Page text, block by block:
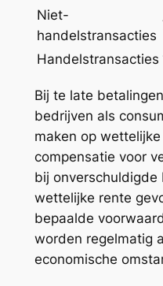
Niet-
handelstransacties
Handelstransacties
Bij te late
bedrijven als
maken op
compensatie voor
bij onverschuldigde
wettelijke rente
bepaalde
worden regelmatig
economische